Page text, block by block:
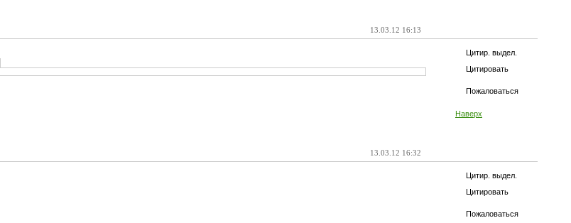
13.03.12 16:13
Цитир. выдел.
Цитировать
Пожаловаться
Наверх
13.03.12 16:32
Цитир. выдел.
Цитировать
Пожаловаться